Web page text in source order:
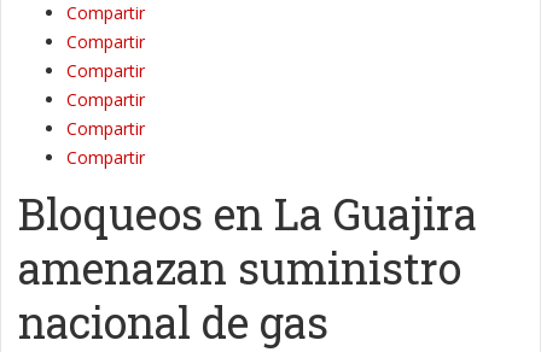
Compartir
Compartir
Compartir
Compartir
Compartir
Compartir
Bloqueos en La Guajira
amenazan suministro
nacional de gas